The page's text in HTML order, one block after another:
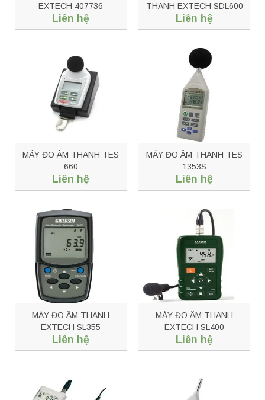
EXTECH 407736
Liên hệ
THANH EXTECH SDL600
Liên hệ
MÁY ĐO ÂM THANH TES
660
Liên hệ
MÁY ĐO ÂM THANH TES
1353S
Liên hệ
MÁY ĐO ÂM THANH
EXTECH SL355
Liên hệ
MÁY ĐO ÂM THANH
EXTECH SL400
Liên hệ